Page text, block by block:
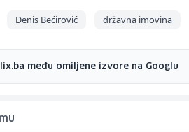
Denis Bećirović državna imovina
među omiljene izvore na Googlu